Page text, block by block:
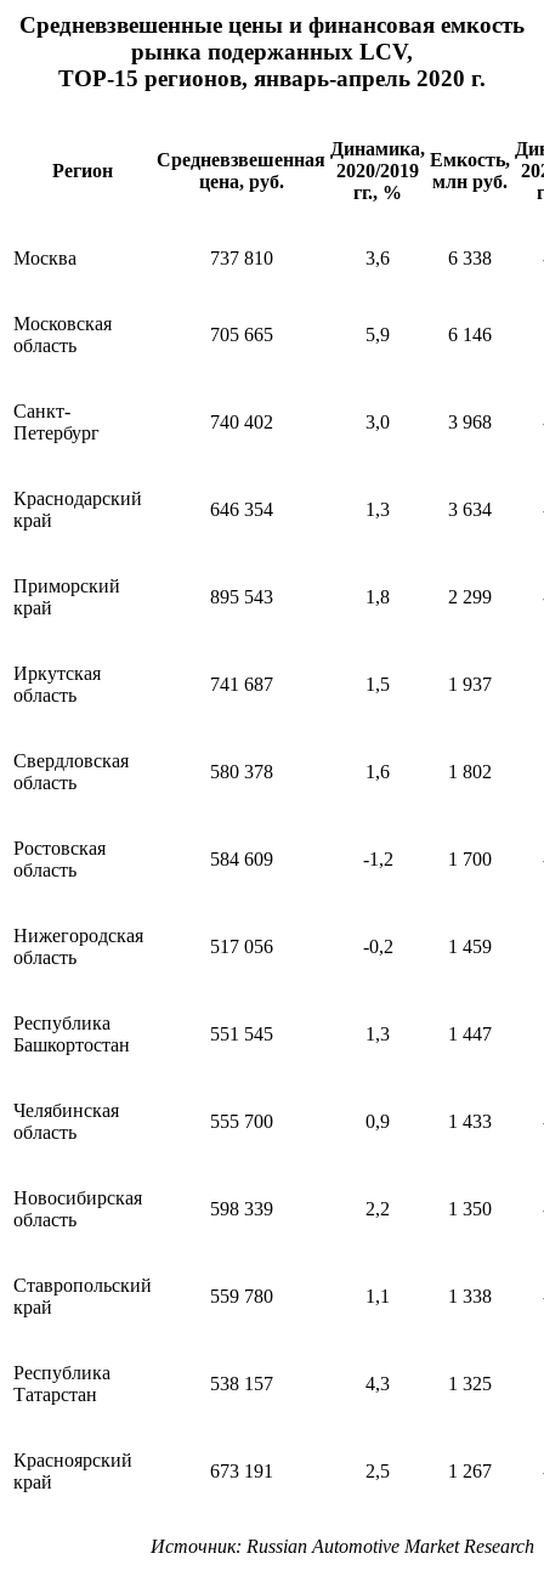
Средневзвешенные цены и финансовая емкость
рынка подержанных LCV,
ТОР-15 регионов, январь-апрель 2020 г.
Регион
Средневзвешенная
цена, руб.
Динамика,
2020/2019
гг., %
Емкость,
млн руб.
Москва 737 810 3,6 6 338
Московская
область
705 665 5,9 6 146
Санкт-
Петербург
740 402 3,0 3 968
Краснодарский
край
646 354 1,3 3 634
Приморский
край
895 543 1,8 2 299
Иркутская
область
741 687 1,5 1 937
Свердловская
область
580 378 1,6 1 802
Ростовская
область
584 609 -1,2 1 700
Нижегородская
область
517 056 -0,2 1 459
Республика
Башкортостан
551 545 1,3 1 447
Челябинская
область
555 700 0,9 1 433
Новосибирская
область
598 339 2,2 1 350
Ставропольский
край
559 780 1,1 1 338
Республика
Татарстан
538 157 4,3 1 325
Красноярский
край
673 191 2,5 1 267
Источник: Russian Automotive Market Research